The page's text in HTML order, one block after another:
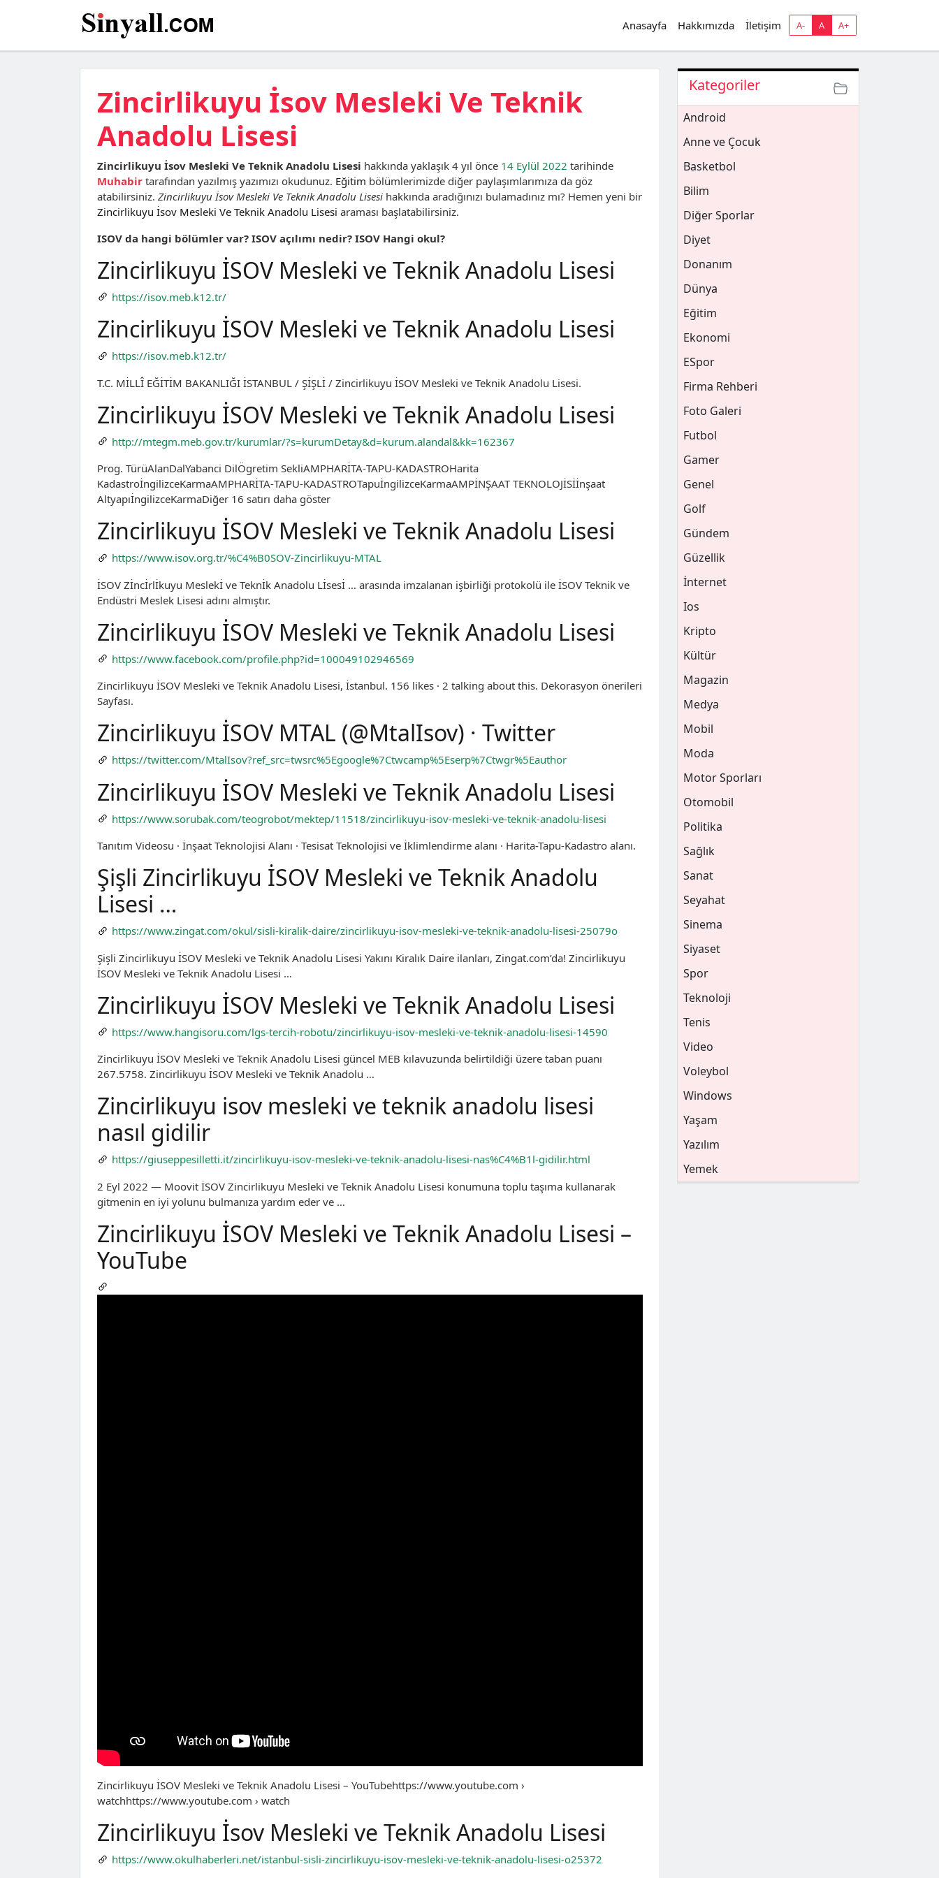
Anasayfa Hakkımızda İletişim A- A A+
Zincirlikuyu İsov Mesleki Ve Teknik
Anadolu Lisesi
Zincirlikuyu İsov Mesleki Ve Teknik Anadolu Lisesi hakkında yaklaşık 4 yıl önce 14 Eylül 2022 tarihinde
Muhabir tarafından yazılmış yazımızı okudunuz. Eğitim bölümlerimizde diğer paylaşımlarımıza da göz
atabilirsiniz. Zincirlikuyu İsov Mesleki Ve Teknik Anadolu Lisesi hakkında aradığınızı bulamadınız mı? Hemen yeni bir
Zincirlikuyu İsov Mesleki Ve Teknik Anadolu Lisesi araması başlatabilirsiniz.
ISOV da hangi bölümler var? ISOV açılımı nedir? ISOV Hangi okul?
Zincirlikuyu İSOV Mesleki ve Teknik Anadolu Lisesi
https://isov.meb.k12.tr/
Zincirlikuyu İSOV Mesleki ve Teknik Anadolu Lisesi
https://isov.meb.k12.tr/
T.C. MİLLÎ EĞİTİM BAKANLIĞI İSTANBUL / ŞİŞLİ / Zincirlikuyu İSOV Mesleki ve Teknik Anadolu Lisesi.
Zincirlikuyu İSOV Mesleki ve Teknik Anadolu Lisesi
http://mtegm.meb.gov.tr/kurumlar/?s=kurumDetay&d=kurum.alandal&kk=162367
Prog. TürüAlanDalYabanci DilÖgretim SekliAMPHARİTA‑TAPU‑KADASTROHarita
KadastroİngilizceKarmaAMPHARİTA‑TAPU‑KADASTROTapuİngilizceKarmaAMPİNŞAAT TEKNOLOJİSİİnşaat
AltyapıİngilizceKarmaDiğer 16 satırı daha göster
Zincirlikuyu İSOV Mesleki ve Teknik Anadolu Lisesi
https://www.isov.org.tr/%C4%B0SOV-Zincirlikuyu-MTAL
İSOV Zİncİrlİkuyu Meslekİ ve Teknİk Anadolu Lİsesİ … arasında imzalanan işbirliği protokolü ile İSOV Teknik ve
Endüstri Meslek Lisesi adını almıştır.
Zincirlikuyu İSOV Mesleki ve Teknik Anadolu Lisesi
https://www.facebook.com/profile.php?id=100049102946569
Zincirlikuyu İSOV Mesleki ve Teknik Anadolu Lisesi, İstanbul. 156 likes · 2 talking about this. Dekorasyon önerileri
Sayfası.
Zincirlikuyu İSOV MTAL (@MtalIsov) · Twitter
https://twitter.com/MtalIsov?ref_src=twsrc%5Egoogle%7Ctwcamp%5Eserp%7Ctwgr%5Eauthor
Zincirlikuyu İSOV Mesleki ve Teknik Anadolu Lisesi
https://www.sorubak.com/teogrobot/mektep/11518/zincirlikuyu-isov-mesleki-ve-teknik-anadolu-lisesi
Tanıtım Videosu · İnşaat Teknolojisi Alanı · Tesisat Teknolojisi ve İklimlendirme alanı · Harita-Tapu-Kadastro alanı.
Şişli Zincirlikuyu İSOV Mesleki ve Teknik Anadolu
Lisesi …
https://www.zingat.com/okul/sisli-kiralik-daire/zincirlikuyu-isov-mesleki-ve-teknik-anadolu-lisesi-25079o
Şişli Zincirlikuyu İSOV Mesleki ve Teknik Anadolu Lisesi Yakını Kiralık Daire ilanları, Zingat.com’da! Zincirlikuyu
İSOV Mesleki ve Teknik Anadolu Lisesi …
Zincirlikuyu İSOV Mesleki ve Teknik Anadolu Lisesi
https://www.hangisoru.com/lgs-tercih-robotu/zincirlikuyu-isov-mesleki-ve-teknik-anadolu-lisesi-14590
Zincirlikuyu İSOV Mesleki ve Teknik Anadolu Lisesi güncel MEB kılavuzunda belirtildiği üzere taban puanı
267.5758. Zincirlikuyu İSOV Mesleki ve Teknik Anadolu …
Zincirlikuyu isov mesleki ve teknik anadolu lisesi
nasıl gidilir
https://giuseppesilletti.it/zincirlikuyu-isov-mesleki-ve-teknik-anadolu-lisesi-nas%C4%B1l-gidilir.html
2 Eyl 2022 — Moovit İSOV Zincirlikuyu Mesleki ve Teknik Anadolu Lisesi konumuna toplu taşıma kullanarak
gitmenin en iyi yolunu bulmanıza yardım eder ve …
Zincirlikuyu İSOV Mesleki ve Teknik Anadolu Lisesi –
YouTube
Zincirlikuyu İSOV Mesleki ve Teknik Anadolu Lisesi – YouTubehttps://www.youtube.com ›
watchhttps://www.youtube.com › watch
Zincirlikuyu İsov Mesleki ve Teknik Anadolu Lisesi
https://www.okulhaberleri.net/istanbul-sisli-zincirlikuyu-isov-mesleki-ve-teknik-anadolu-lisesi-o25372
Kategoriler
Android
Anne ve Çocuk
Basketbol
Bilim
Diğer Sporlar
Diyet
Donanım
Dünya
Eğitim
Ekonomi
ESpor
Firma Rehberi
Foto Galeri
Futbol
Gamer
Genel
Golf
Gündem
Güzellik
İnternet
Ios
Kripto
Kültür
Magazin
Medya
Mobil
Moda
Motor Sporları
Otomobil
Politika
Sağlık
Sanat
Seyahat
Sinema
Siyaset
Spor
Teknoloji
Tenis
Video
Voleybol
Windows
Yaşam
Yazılım
Yemek